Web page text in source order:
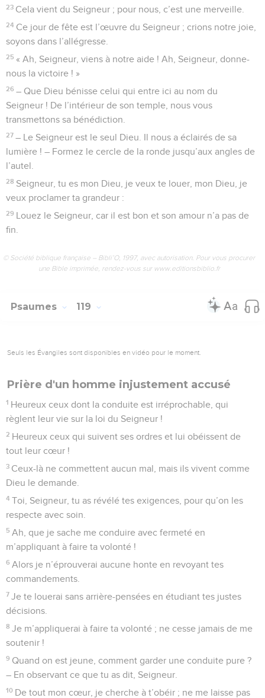
23 Cela vient du Seigneur ; pour nous, c’est une merveille.
24 Ce jour de fête est l’œuvre du Seigneur ; crions notre joie,
soyons dans l’allégresse.
25 « Ah, Seigneur, viens à notre aide ! Ah, Seigneur, donne-
nous la victoire ! »
26 – Que Dieu bénisse celui qui entre ici au nom du
Seigneur ! De l’intérieur de son temple, nous vous
transmettons sa bénédiction.
27 – Le Seigneur est le seul Dieu. Il nous a éclairés de sa
lumière ! – Formez le cercle de la ronde jusqu’aux angles de
l’autel.
28 Seigneur, tu es mon Dieu, je veux te louer, mon Dieu, je
veux proclamer ta grandeur :
29 Louez le Seigneur, car il est bon et son amour n’a pas de
fin.
© Société biblique française – Bibli’O, 1997, avec autorisation. Pour vous procurer
une Bible imprimée, rendez-vous sur www.editionsbiblio.fr
Psaumes 119
Seuls les Évangiles sont disponibles en vidéo pour le moment.
Prière d'un homme injustement accusé
1 Heureux ceux dont la conduite est irréprochable, qui
règlent leur vie sur la loi du Seigneur !
2 Heureux ceux qui suivent ses ordres et lui obéissent de
tout leur cœur !
3 Ceux-là ne commettent aucun mal, mais ils vivent comme
Dieu le demande.
4 Toi, Seigneur, tu as révélé tes exigences, pour qu’on les
respecte avec soin.
5 Ah, que je sache me conduire avec fermeté en
m’appliquant à faire ta volonté !
6 Alors je n’éprouverai aucune honte en revoyant tes
commandements.
7 Je te louerai sans arrière-pensées en étudiant tes justes
décisions.
8 Je m’appliquerai à faire ta volonté ; ne cesse jamais de me
soutenir !
9 Quand on est jeune, comment garder une conduite pure ?
– En observant ce que tu as dit, Seigneur.
10 De tout mon cœur, je cherche à t’obéir ; ne me laisse pas